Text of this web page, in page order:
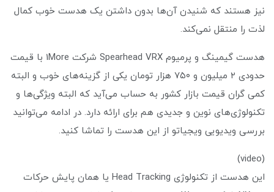
نیز هستند که شنیدن آن‌ها بدون داشتن یک هدست خوب کمال
لذت را منتقل نمی‌کند.
هدست گیمینگ و پرمیوم Spearhead VRX شرکت 1More با قیمت
حدودی ۲ میلیون و ۷۵۰ هزار تومان یکی از گزینه‌های خوب و البته
کمی گران قیمت بازار کشور به حساب می‌آید که البته ویژگی‌ها و
تکنولوژی‌های نوین و جدیدی هم برای ارائه دارد. در ادامه می‌توانید
بررسی ویدیویی ویجیاتو از این هدست را تماشا کنید.
(video)
این هدست از تکنولوژی Head Tracking یا همان پایش حرکات